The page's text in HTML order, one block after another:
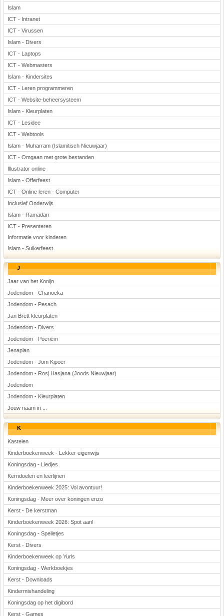
Islam
ICT - Intranet
ICT - Virussen
Islam - Divers
ICT - Laptops
ICT - Webmasters
Islam - Kindersites
ICT - Leren programmeren
ICT - Website-beheersysteem
Islam - Kleurplaten
ICT - Lesidee
ICT - Webtools
Islam - Muharram (Islamitisch Nieuwjaar)
ICT - Omgaan met grote bestanden
Illustrator online
Islam - Offerfeest
ICT - Online leren - Computer
Inclusief Onderwijs
Islam - Ramadan
ICT - Presenteren
Informatie voor kinderen
Islam - Suikerfeest
J
Jaar van het Konijn
Jodendom - Chanoeka
Jodendom - Pesach
Jan Brett kleurplaten
Jodendom - Divers
Jodendom - Poeriem
Jenaplan
Jodendom - Jom Kipoer
Jodendom - Rosj Hasjana (Joods Nieuwjaar)
Jodendom
Jodendom - Kleurplaten
Jouw naam in ...
K
Kastelen
Kinderboekenweek - Lekker eigenwijs
Koningsdag - Liedjes
Kerndoelen en leerlijnen
Kinderboekenweek 2025: Vol avontuur!
Koningsdag - Meer over koningen enzo
Kerst - De kerstman
Kinderboekenweek 2026: Spot aan!
Koningsdag - Spelletjes
Kerst - Divers
Kinderboekenweek op Yurls
Koningsdag - Werkboekjes
Kerst - Downloads
Kindermishandeling
Koningsdag op het digibord
Kerst - Games